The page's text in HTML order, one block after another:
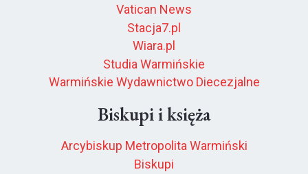
Vatican News
Stacja7.pl
Wiara.pl
Studia Warmińskie
Warmińskie Wydawnictwo Diecezjalne
Biskupi i księża
Arcybiskup Metropolita Warmiński
Biskupi